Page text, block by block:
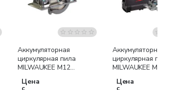
Аккумуляторная
циркулярная пила
MILWAUKEE M12
Цена
с
Аккумуляторная
циркулярная пила
MILWAUKEE M18
BOX)
Цена
с